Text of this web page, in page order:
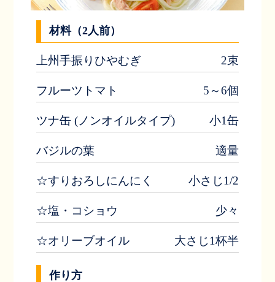
材料（2人前）
上州手振りひやむぎ 2束
フルーツトマト 5～6個
ツナ缶 (ノンオイルタイプ) 小1缶
バジルの葉 適量
☆すりおろしにんにく 小さじ1/2
☆塩・コショウ 少々
☆オリーブオイル 大さじ1杯半
作り方